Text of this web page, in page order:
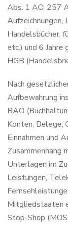
Abs. 1 AO, 257
Aufzeichnungen,
Handelsbücher,
etc.) und 6
HGB
Nach
Aufbewahrung
BAO
Konten, Belege,
Einnahmen und
Zusammenhang
Unterlagen im
Leistungen,
Mitgliedstaaten
Stop-Shop